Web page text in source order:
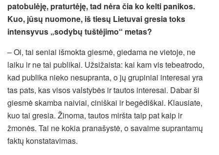
patobulėję, praturtėję, tad nėra čia ko kelti panikos.
Kuo, jūsų nuomone, iš tiesų Lietuvai gresia toks
intensyvus „sodybų tuštėjimo“ metas?
– Oi, tai seniai išmokta giesmė, giedama ne vietoje, ne
laiku ir ne tai publikai. Užsižaista: kai kam vis tebeatrodo,
kad publika nieko nesupranta, o jų grupiniai interesai yra
tas pats, kas visos valstybės ir tautos interesai. Dabar ši
giesmė skamba naiviai, ciniškai ir begėdiškai. Klausiate,
kuo tai gresia. Žinoma, tautos miršta taip pat kaip ir
žmonės. Tai ne kokia pranašystė, o savaime suprantamų
faktų konstatavimas.